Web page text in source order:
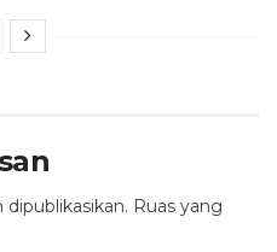
Ruas yang